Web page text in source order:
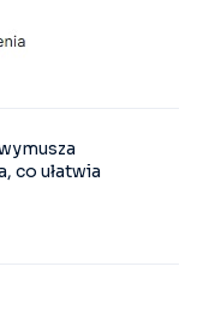
co ułatwia